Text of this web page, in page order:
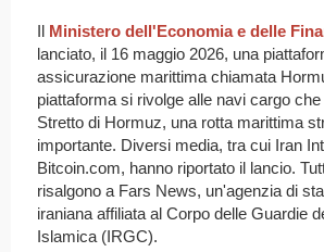
Il Ministero dell'Economia e delle
lanciato, il 16 maggio 2026, una
assicurazione marittima chiamata
piattaforma si rivolge alle navi cargo
Stretto di Hormuz, una rotta marittima
importante. Diversi media, tra cui Iran
Bitcoin.com, hanno riportato il lancio.
risalgono a Fars News, un'agenzia di
iraniana affiliata al Corpo delle Guardie
Islamica (IRGC).